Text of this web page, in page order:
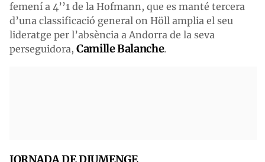
femení a 4’’1 de la Hofmann, que es manté tercera
d’una classificació general on Höll amplia el seu
lideratge per l’absència a Andorra de la seva
perseguidora, Camille Balanche.